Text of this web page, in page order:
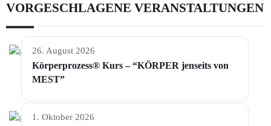
VORGESCHLAGENE VERANSTALTUNGEN
26. August 2026
Körperprozess® Kurs – “KÖRPER jenseits von
MEST”
1. Oktober 2026